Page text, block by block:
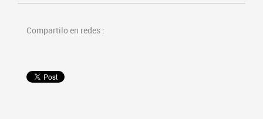
Compartilo en redes :